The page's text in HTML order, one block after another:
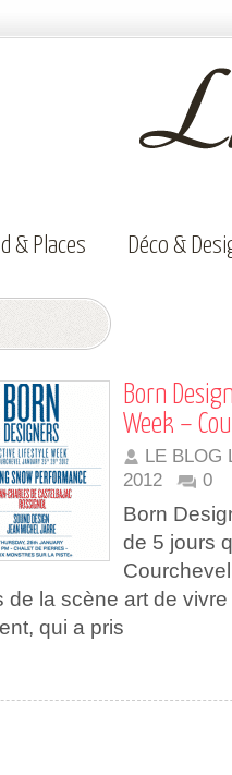
& Places Déco &
Born
Week –
LE BLOG
2012
0
Born
de 5 jours
de la scène art de
qui a pris